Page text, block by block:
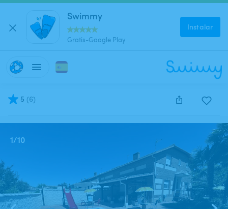
Swimmy
Gratis-Google Play
Instalar
5 (6)
Este anuncio está cerrado y no se puede reservar.
1/10